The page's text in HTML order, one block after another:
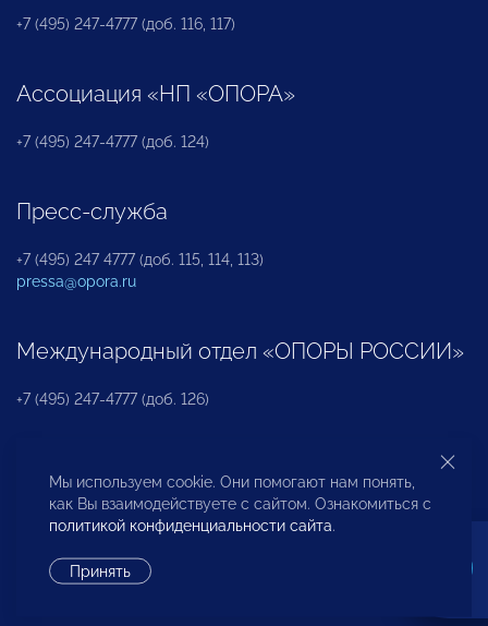
+7 (495) 247-4777 (доб. 116, 117)
Ассоциация «НП «ОПОРА»
+7 (495) 247-4777 (доб. 124)
Пресс-служба
+7 (495) 247 4777 (доб. 115, 114, 113)
pressa@opora.ru
Международный отдел «ОПОРЫ РОССИИ»
+7 (495) 247-4777 (доб. 126)
Бюро по защите прав предпринимателей и
инвесторов
Мы используем cookie. Они помогают нам понять,
как Вы взаимодействуете с сайтом. Ознакомиться с
политикой конфиденциальности сайта.
Принять